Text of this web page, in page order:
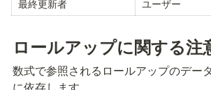
最終更新者
ユーザー
ロールアップに関する注
数式で参照されるロールアップのデー